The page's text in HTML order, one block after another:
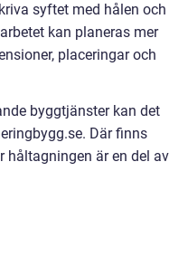
syftet med hålen och
kan planeras mer
placeringar och
byggtjänster kan det
Där finns
håltagningen är en del av